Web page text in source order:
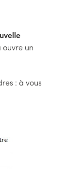
ouvre un
: à vous